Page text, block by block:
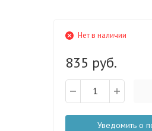
Нет в наличии
835 руб.
Уведомить о